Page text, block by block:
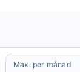
Max. per månad